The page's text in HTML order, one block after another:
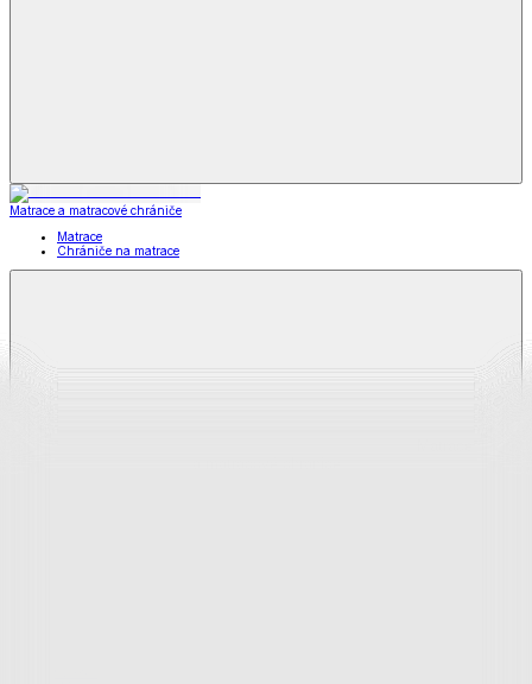
Matrace a matracové chrániče
Matrace
Chrániče na matrace